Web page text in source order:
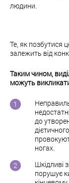
людини.
Те, як позбутися
залежить від
Таким чином,
можуть
до
ногах.
Шкідливі
порушує